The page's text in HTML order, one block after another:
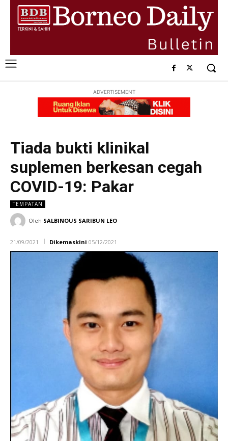
ADVERTISEMENT
Tiada bukti klinikal
suplemen berkesan cegah
COVID-19: Pakar
TEMPATAN
Oleh SALBINOUS SARIBUN LEO
21/09/2021 Dikemaskini 05/12/2021